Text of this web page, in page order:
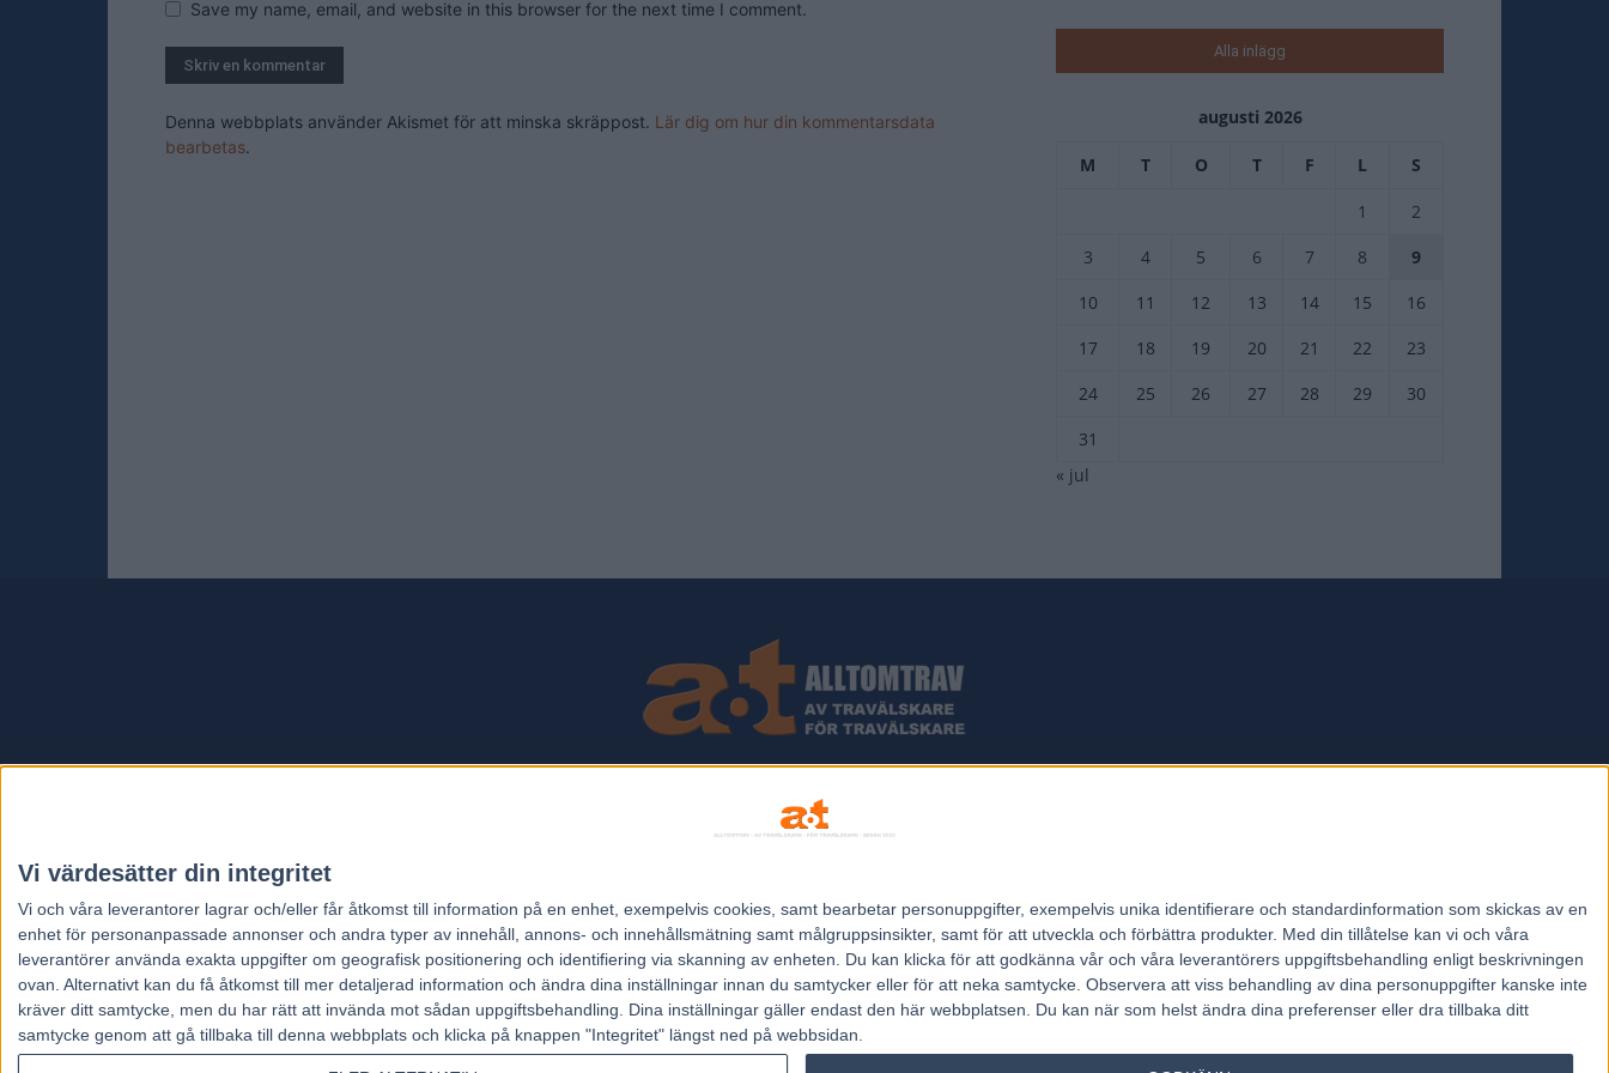
Vi värdesätter din integritet
Vi och våra leverantorer lagrar och/eller får åtkomst till information på en enhet, exempelvis cookies, samt bearbetar personuppgifter, exempelvis unika identifierare och standardinformation som skickas av en
enhet för personanpassade annonser och andra typer av innehåll, annons- och innehållsmätning samt målgruppsinsikter, samt för att utveckla och förbättra produkter. Med din tillåtelse kan vi och våra
leverantörer använda exakta uppgifter om geografisk positionering och identifiering via skanning av enheten. Du kan klicka för att godkänna vår och våra leverantörers uppgiftsbehandling enligt beskrivningen
ovan. Alternativt kan du få åtkomst till mer detaljerad information och ändra dina inställningar innan du samtycker eller för att neka samtycke. Observera att viss behandling av dina personuppgifter kanske inte
kräver ditt samtycke, men du har rätt att invända mot sådan uppgiftsbehandling. Dina inställningar gäller endast den här webbplatsen. Du kan när som helst ändra dina preferenser eller dra tillbaka ditt
samtycke genom att gå tillbaka till denna webbplats och klicka på knappen "Integritet" längst ned på webbsidan.
Save my name, email, and website in this browser for the next time I comment.
Denna webbplats använder Akismet för att minska skräppost. Lär dig om hur din kommentarsdata
bearbetas.
Alla inlägg
augusti 2026
M T O T F L S
1
2
3
4 5 6 7 8
9
10
11 12 13 14 15
16
17
18 19 20 21 22
23
24
25 26 27 28 29
30
31
« jul
Allt Om Trav - För Travälskare - Av Travälskare - sedan 2005.
Kontakta oss:kontakt@regemedia.se